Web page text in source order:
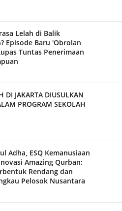
Lelah di Balik
Episode Baru 'Obrolan
Tuntas Penerimaan
DI JAKARTA DIUSULKAN
PROGRAM SEKOLAH
Adha, ESQ Kemanusiaan
Amazing Qurban:
Rendang dan
Pelosok Nusantara